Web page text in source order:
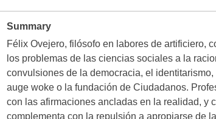
Summary
Félix Ovejero, filósofo en labores de artificiero,
los problemas de las ciencias sociales a la
convulsiones de la democracia, el
auge woke o la fundación de Ciudadanos.
con las afirmaciones ancladas en la realidad, y
complementa con la repulsión a apropiarse de